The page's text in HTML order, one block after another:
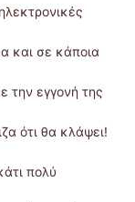
και σε κάποια
την εγγονή της
ότι θα κλάψει!
πολύ